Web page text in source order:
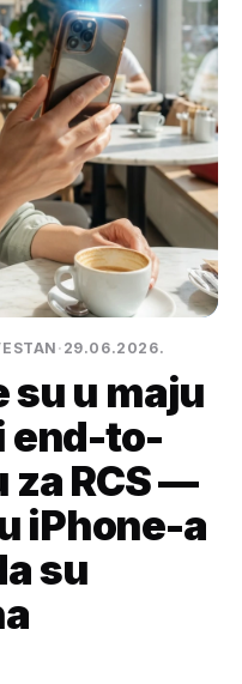
· 29.06.2026.
su u maju
end-to-
RCS —
iPhone-a
su